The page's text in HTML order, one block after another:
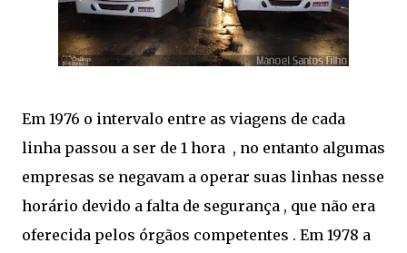
Em 1976 o intervalo entre as viagens de cada
linha passou a ser de 1 hora , no entanto algumas
empresas se negavam a operar suas linhas nesse
horário devido a falta de segurança , que não era
oferecida pelos órgãos competentes . Em 1978 a